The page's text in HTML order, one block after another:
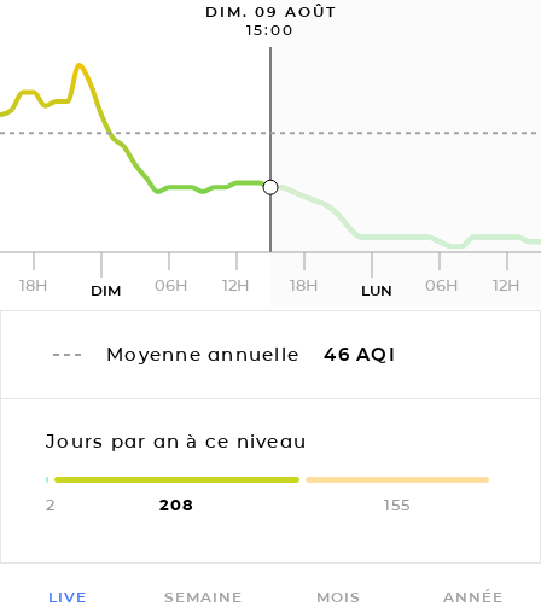
DIM. 09 AOÛT
15:00
18H DIM 06H 12H 18H LUN 06H 12H
Moyenne annuelle 46 AQI
Jours par an à ce niveau
2 208 155
LIVE SEMAINE MOIS ANNÉE